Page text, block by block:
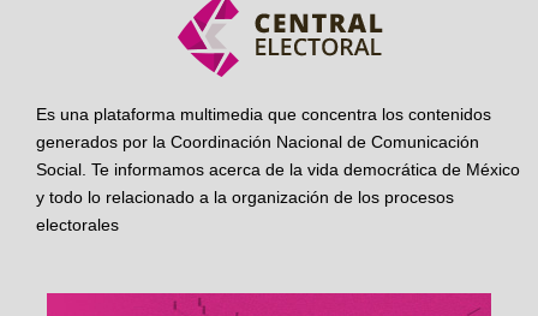
Es una plataforma multimedia que concentra los contenidos
generados por la Coordinación Nacional de Comunicación
Social. Te informamos acerca de la vida democrática de México
y todo lo relacionado a la organización de los procesos
electorales